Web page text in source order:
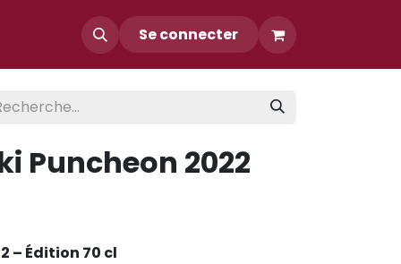
Se connecter
Puncheon 2022
– Édition 70 cl